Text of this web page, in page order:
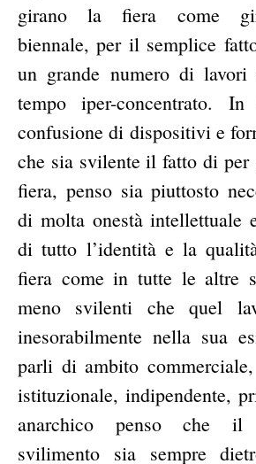
girano la fiera come
biennale, per il semplice
un grande numero di
tempo iper-concentrato. In
confusione di dispositivi e
che sia svilente il fatto di per
fiera, penso sia piuttosto
di molta onestà intellettuale
di tutto l’identità e la
fiera come in tutte le altre
meno svilenti che quel
inesorabilmente nella sua
parli di ambito
istituzionale, indipendente,
anarchico penso che
svilimento sia sempre